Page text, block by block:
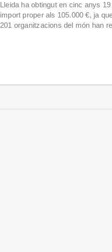
Lleida ha obtingut en cinc anys
import proper als 105.000 €, ja
201 organitzacions del món han